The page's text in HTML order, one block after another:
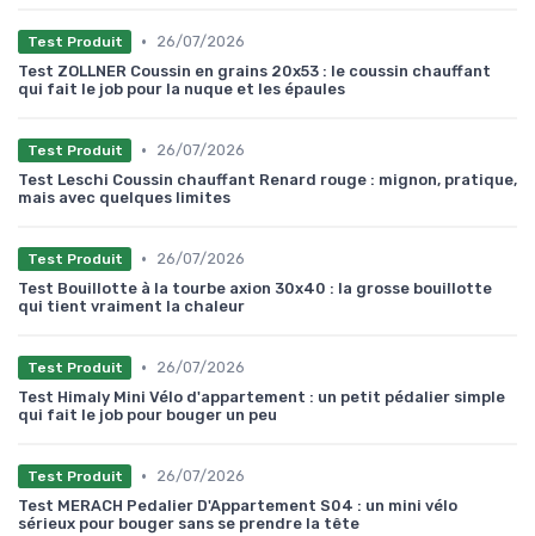
Test Produit •
26/07/2026
Test ZOLLNER Coussin en grains 20x53 : le coussin chauffant
qui fait le job pour la nuque et les épaules
Test Produit •
26/07/2026
Test Leschi Coussin chauffant Renard rouge : mignon, pratique,
mais avec quelques limites
Test Produit •
26/07/2026
Test Bouillotte à la tourbe axion 30x40 : la grosse bouillotte
qui tient vraiment la chaleur
Test Produit •
26/07/2026
Test Himaly Mini Vélo d'appartement : un petit pédalier simple
qui fait le job pour bouger un peu
Test Produit •
26/07/2026
Test MERACH Pedalier D'Appartement S04 : un mini vélo
sérieux pour bouger sans se prendre la tête